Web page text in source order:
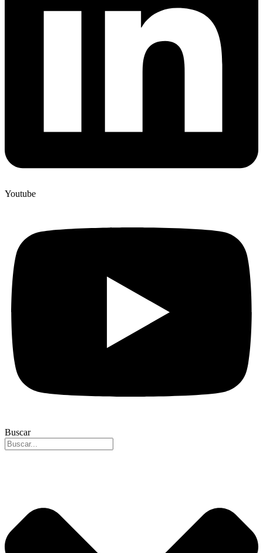
Youtube
Buscar